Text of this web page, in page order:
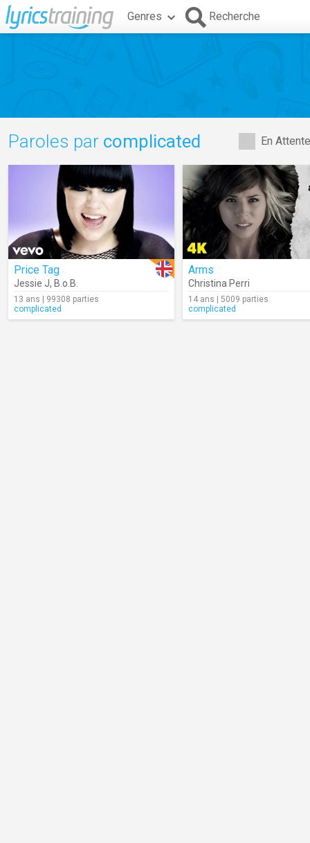
Genres Recherche
En
Paroles par complicated
Price Tag
Jessie J, B.o.B.
13 ans | 99308 parties
complicated
Arms
Christina Perri
14 ans | 5009 parties
complicated